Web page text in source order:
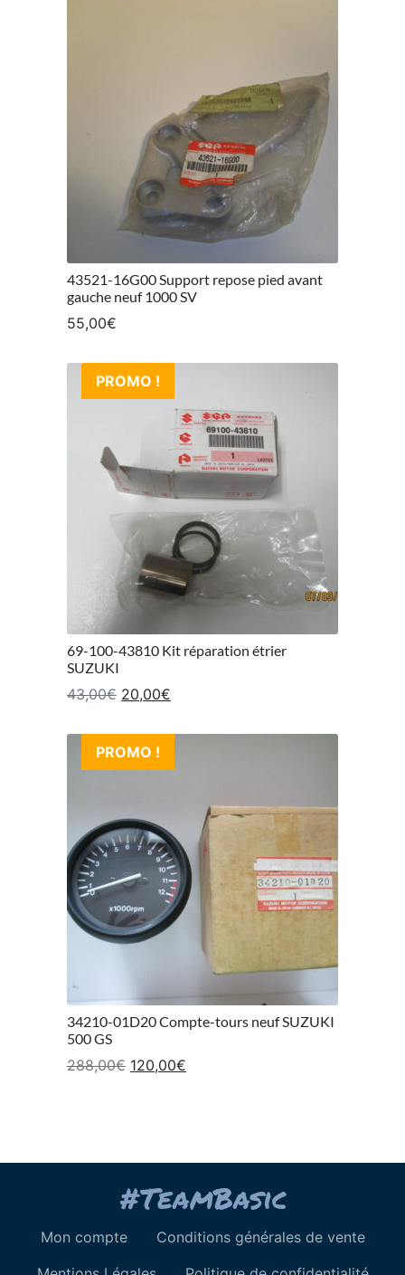
43521-16G00 Support repose pied avant
gauche neuf 1000 SV
55,00€
PROMO !
69-100-43810 Kit réparation étrier
SUZUKI
43,00€ Le prix initial était : 43,00€.
20,00€
PROMO !
34210-01D20 Compte-tours neuf SUZUKI
500 GS
288,00€ Le prix initial était : 288,00€.
120,00€
Mon compte
Conditions générales de vente